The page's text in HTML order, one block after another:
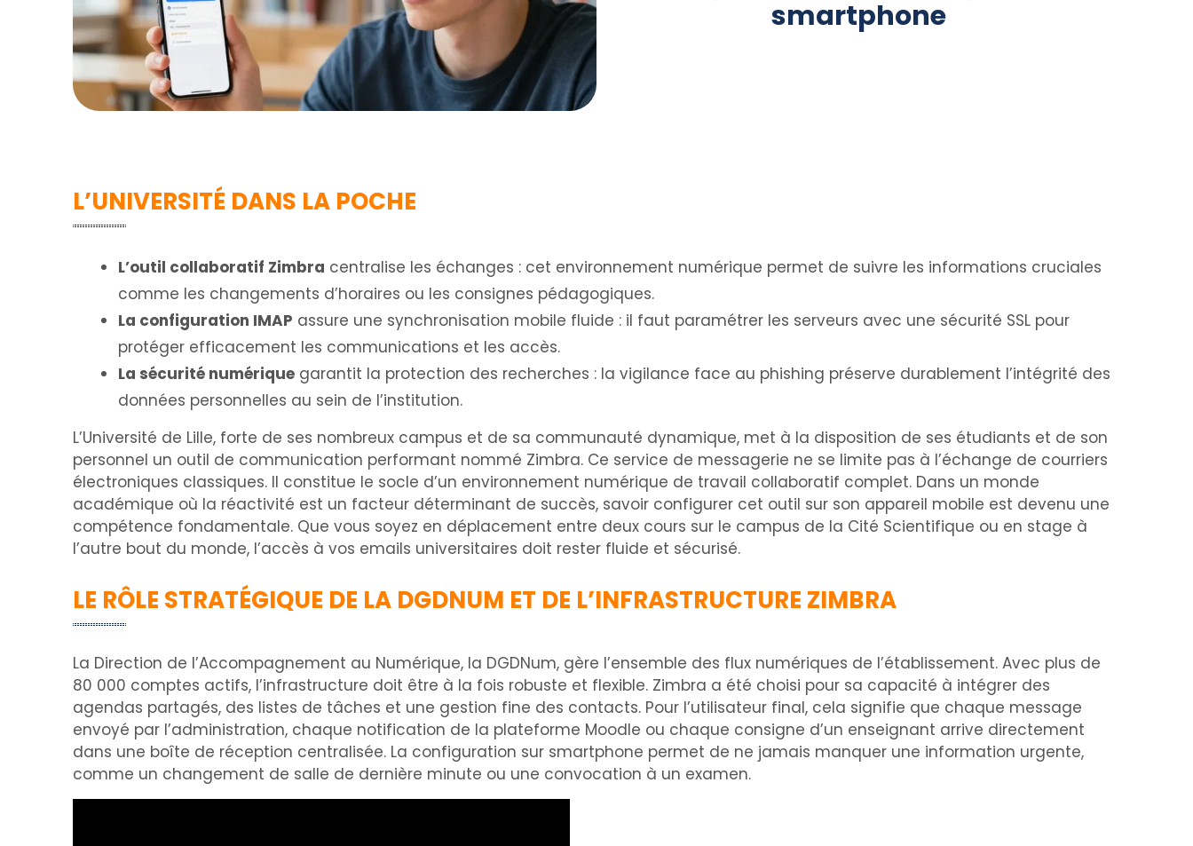
smartphone
L’UNIVERSITÉ DANS LA POCHE
L’outil collaboratif Zimbra centralise les échanges : cet environnement numérique permet de suivre les informations cruciales
comme les changements d’horaires ou les consignes pédagogiques.
La configuration IMAP assure une synchronisation mobile fluide : il faut paramétrer les serveurs avec une sécurité SSL pour
protéger efficacement les communications et les accès.
La sécurité numérique garantit la protection des recherches : la vigilance face au phishing préserve durablement l’intégrité des
données personnelles au sein de l’institution.
L’Université de Lille, forte de ses nombreux campus et de sa communauté dynamique, met à la disposition de ses étudiants et de son
personnel un outil de communication performant nommé Zimbra. Ce service de messagerie ne se limite pas à l’échange de courriers
électroniques classiques. Il constitue le socle d’un environnement numérique de travail collaboratif complet. Dans un monde
académique où la réactivité est un facteur déterminant de succès, savoir configurer cet outil sur son appareil mobile est devenu une
compétence fondamentale. Que vous soyez en déplacement entre deux cours sur le campus de la Cité Scientifique ou en stage à
l’autre bout du monde, l’accès à vos emails universitaires doit rester fluide et sécurisé.
LE RÔLE STRATÉGIQUE DE LA DGDNUM ET DE L’INFRASTRUCTURE ZIMBRA
La Direction de l’Accompagnement au Numérique, la DGDNum, gère l’ensemble des flux numériques de l’établissement. Avec plus de
80 000 comptes actifs, l’infrastructure doit être à la fois robuste et flexible. Zimbra a été choisi pour sa capacité à intégrer des
agendas partagés, des listes de tâches et une gestion fine des contacts. Pour l’utilisateur final, cela signifie que chaque message
envoyé par l’administration, chaque notification de la plateforme Moodle ou chaque consigne d’un enseignant arrive directement
dans une boîte de réception centralisée. La configuration sur smartphone permet de ne jamais manquer une information urgente,
comme un changement de salle de dernière minute ou une convocation à un examen.